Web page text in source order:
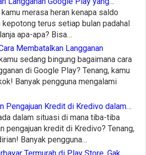
merasa heran kenapa saldo
kepotong terus setiap bulan padahal
apa-apa? Bisa…
Membatalkan Langganan
sedang bingung bagaimana cara
di Google Play? Tenang, kamu
Banyak pengguna mengalami
Pengajuan Kredit di Kredivo dalam…
dalam situasi di mana tiba-tiba
pengajuan kredit di Kredivo? Tenang,
Banyak pengguna…